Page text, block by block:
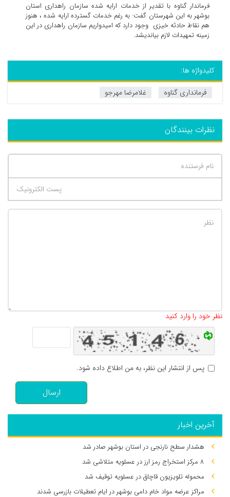
فرماندار گناوه با تقدیر از خدمات ارایه شده سازمان راهداری استان
بوشهر به این شهرستان گفت: به رغم خدمات گسترده ارایه شده ، هنوز
هم نقاط حادثه خیزی وجود دارد که امیدواریم سازمان راهداری در این
زمینه تمهیدات لازم بیاندیشد.
کلیدواژه ها:
فرمانداری گناوه
غلامرضا مهرجو
نظرات بینندگان
نظر خود را وارد کنید
پس از انتشار این نظر، به من اطلاع داده شود.
ارسال
آخرین اخبار
هشدار سطح نارنجی در استان بوشهر صادر شد
۸ مرکز استخراج رمز ارز در عسلویه متلاشی شد
محموله تلویزیون قاچاق در عسلویه توقیف شد
مراکز عرضه مواد خام دامی بوشهر در ایام تعطیلات بازرسی شدند